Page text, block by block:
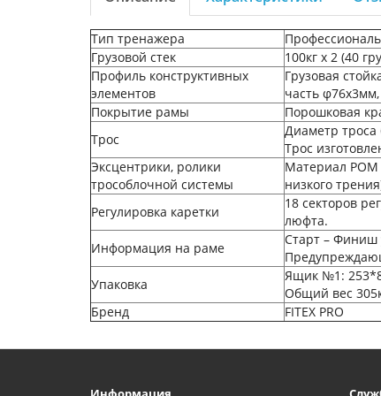
Тип тренажера
Грузовой стек
100кг х 2 (40
Профиль конструктивных
элементов
Грузовая
часть
Покрытие рамы
Порошковая
Трос
Диаметр троса
Трос
Эксцентрики, ролики
трособлочной системы
Материал POM
низкого
Регулировка каретки
18 секторов
люфта.
Информация на раме
Старт – Финиш
Упаковка
Ящик №1:
Общий вес
Бренд
FITEX PRO